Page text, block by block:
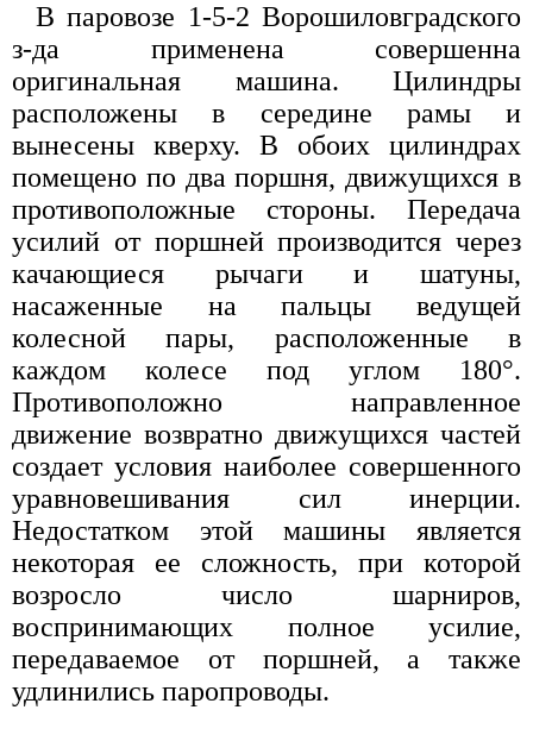
В паровозе 1-5-2 Ворошиловградского
з-да применена совершенна
оригинальная машина. Цилиндры
расположены в середине рамы и
вынесены кверху. В обоих цилиндрах
помещено по два поршня, движущихся в
противоположные стороны. Передача
усилий от поршней производится через
качающиеся рычаги и шатуны,
насаженные на пальцы ведущей
колесной пары, расположенные в
каждом колесе под углом 180°.
Противоположно направленное
движение возвратно движущихся частей
создает условия наиболее совершенного
уравновешивания сил инерции.
Недостатком этой машины является
некоторая ее сложность, при которой
возросло число шарниров,
воспринимающих полное усилие,
передаваемое от поршней, а также
удлинились паропроводы.